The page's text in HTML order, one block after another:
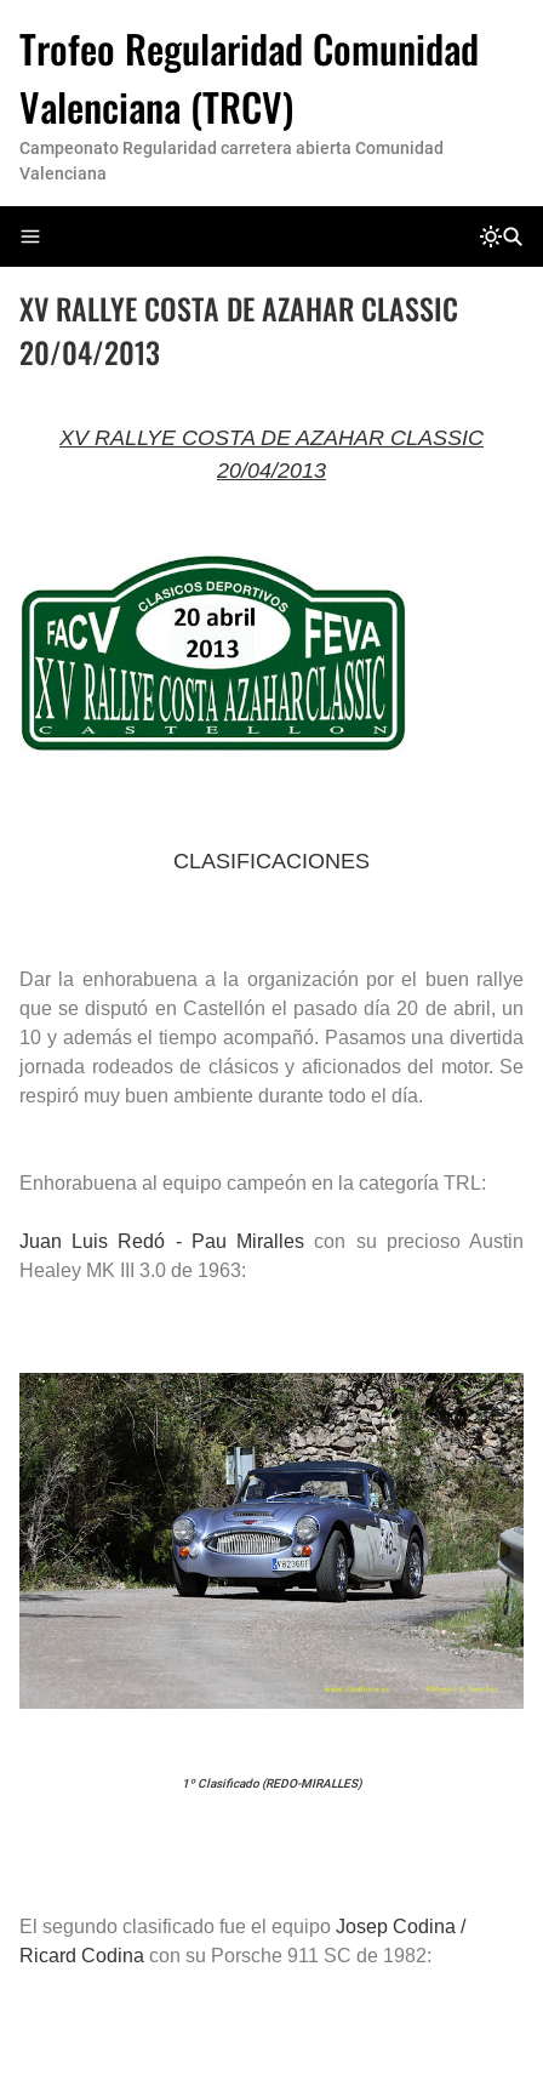
Trofeo Regularidad Comunidad
Valenciana (TRCV)
Campeonato Regularidad carretera abierta Comunidad
Valenciana
XV RALLYE COSTA DE AZAHAR CLASSIC
20/04/2013
XV RALLYE COSTA DE AZAHAR CLASSIC
20/04/2013
CLASIFICACIONES
Dar la enhorabuena a la organización por el buen rallye
que se disputó en Castellón el pasado día 20 de abril, un
10 y además el tiempo acompañó. Pasamos una divertida
jornada rodeados de clásicos y aficionados del motor. Se
respiró muy buen ambiente durante todo el día.
Enhorabuena al equipo campeón en la categoría TRL:
Juan Luis Redó - Pau Mirallescon su precioso Austin
Healey MK III 3.0 de 1963:
1º Clasificado (REDO-MIRALLES)
El segundo clasificado fue el equipo Josep Codina /
Ricard Codina con su Porsche 911 SC de 1982: